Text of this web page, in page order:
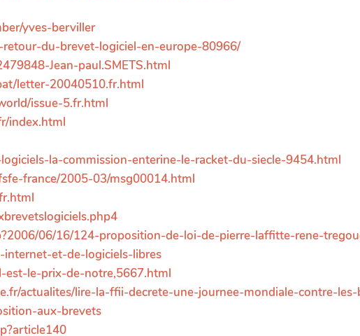
yves-berviller
du-brevet-logiciel-en-europe-80966/
Jean-paul.SMETS.html
letter-20040510.fr.html
issue-5.fr.html
index.html
la-commission-enterine-le-racket-du-siecle-9454.html
france/2005-03/msg00014.html
06/16/124-proposition-de-loi-de-pierre-laffitte-rene-
et-de-logiciels-libres
est-le-prix-de-notre,5667.html
actualites/lire-la-ffii-decrete-une-journee-mondiale-contre-
aux-brevets